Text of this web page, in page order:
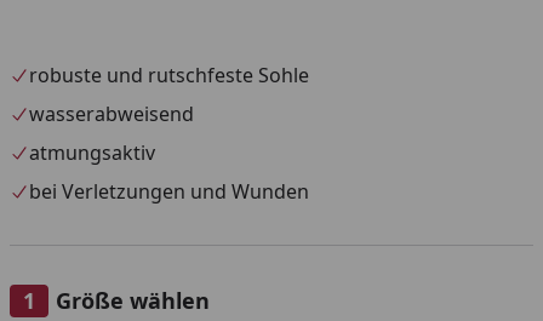
robuste und rutschfeste Sohle
wasserabweisend
atmungsaktiv
bei Verletzungen und Wunden
Größe wählen